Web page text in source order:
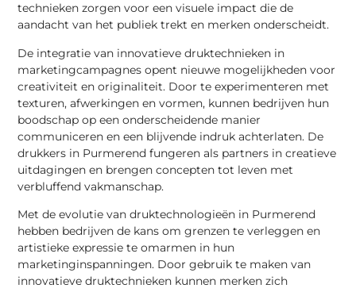
technieken zorgen voor een visuele impact die de
aandacht van het publiek trekt en merken onderscheidt.
De integratie van innovatieve druktechnieken in
marketingcampagnes opent nieuwe mogelijkheden voor
creativiteit en originaliteit. Door te experimenteren met
texturen, afwerkingen en vormen, kunnen bedrijven hun
boodschap op een onderscheidende manier
communiceren en een blijvende indruk achterlaten. De
drukkers in Purmerend fungeren als partners in creatieve
uitdagingen en brengen concepten tot leven met
verbluffend vakmanschap.
Met de evolutie van druktechnologieën in Purmerend
hebben bedrijven de kans om grenzen te verleggen en
artistieke expressie te omarmen in hun
marketinginspanningen. Door gebruik te maken van
innovatieve druktechnieken kunnen merken zich